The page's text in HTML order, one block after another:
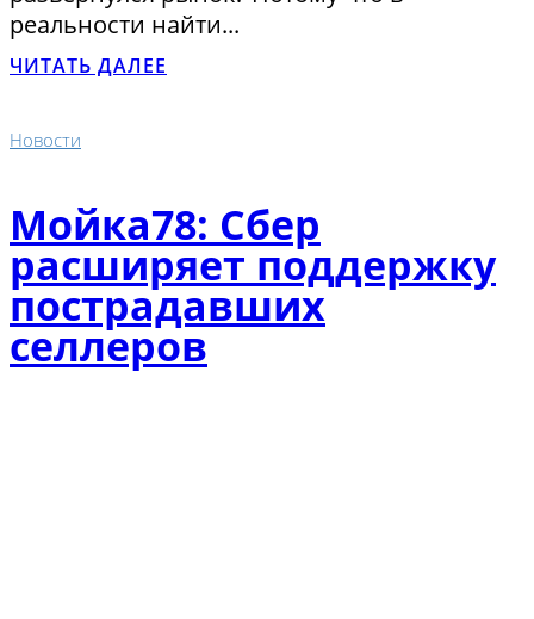
реальности найти...
ЧИТАТЬ ДАЛЕЕ
Новости
Мойка78: Сбер
расширяет поддержку
пострадавших
селлеров